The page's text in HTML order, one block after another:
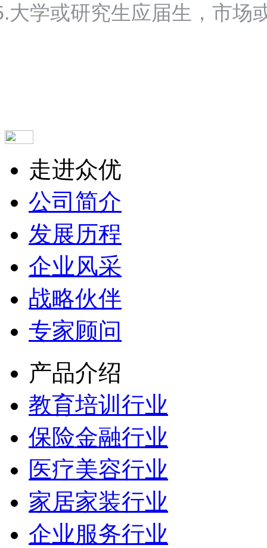
大学或研究生应届生，市场
走进众优
公司简介
发展历程
企业风采
战略伙伴
专家顾问
产品介绍
教育培训行业
保险金融行业
医疗美容行业
家居家装行业
企业服务行业